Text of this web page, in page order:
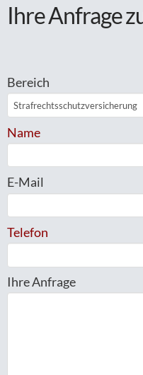
Ihre Anfrage
Bereich
Name
E-Mail
Telefon
Ihre Anfrage